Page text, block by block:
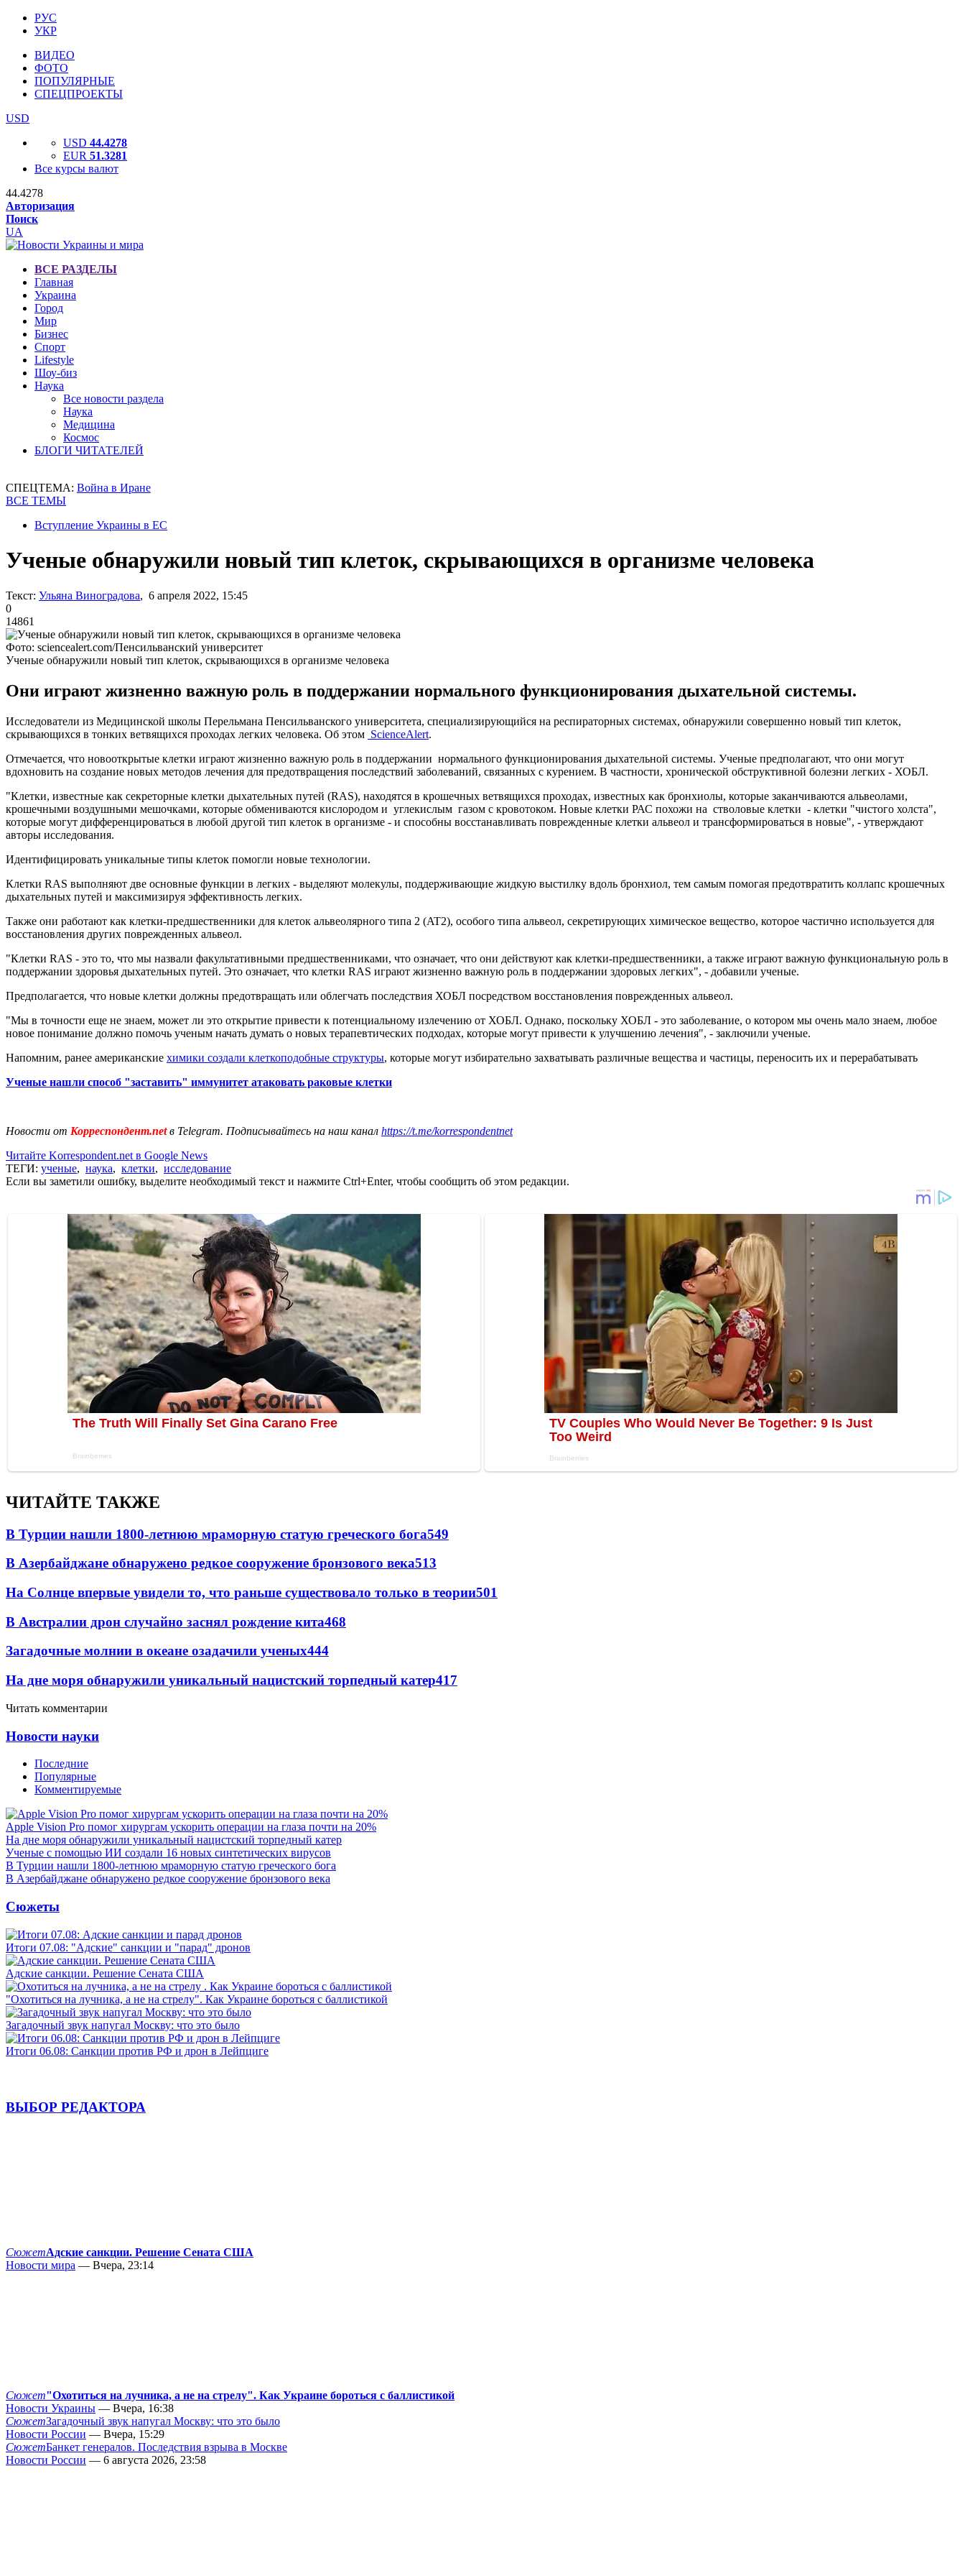
РУС
УКР
ВИДЕО
ФОТО
ПОПУЛЯРНЫЕ
СПЕЦПРОЕКТЫ
USD
USD 44.4278
EUR 51.3281
Все курсы валют
44.4278
Авторизация
Поиск
UA
ВСЕ РАЗДЕЛЫ
Главная
Украина
Город
Мир
Бизнес
Спорт
Lifestyle
Шоу-биз
Наука
Все новости раздела
Наука
Медицина
Космос
БЛОГИ ЧИТАТЕЛЕЙ
СПЕЦТЕМА: Война в Иране
ВСЕ ТЕМЫ
Вступление Украины в ЕС
Ученые обнаружили новый тип клеток, скрывающихся в организме человека
Текст: Ульяна Виноградова, 6 апреля 2022, 15:45
0
14861
Фото: sciencealert.com/Пенсильванский университет
Ученые обнаружили новый тип клеток, скрывающихся в организме человека
Они играют жизненно важную роль в поддержании нормального функционирования дыхательной системы.
Исследователи из Медицинской школы Перельмана Пенсильванского университета, специализирующийся на респираторных системах, обнаружили совершенно новый тип клеток,
скрывающихся в тонких ветвящихся проходах легких человека. Об этом ScienceAlert.
Отмечается, что новооткрытые клетки играют жизненно важную роль в поддержании нормального функционирования дыхательной системы. Ученые предполагают, что они могут
вдохновить на создание новых методов лечения для предотвращения последствий заболеваний, связанных с курением. В частности, хронической обструктивной болезни легких - ХОБЛ.
"Клетки, известные как секреторные клетки дыхательных путей (RAS), находятся в крошечных ветвящихся проходах, известных как бронхиолы, которые заканчиваются альвеолами,
крошечными воздушными мешочками, которые обмениваются кислородом и углекислым газом с кровотоком. Новые клетки РАС похожи на стволовые клетки - клетки "чистого холста",
которые могут дифференцироваться в любой другой тип клеток в организме - и способны восстанавливать поврежденные клетки альвеол и трансформироваться в новые", - утверждают
авторы исследования.
Идентифицировать уникальные типы клеток помогли новые технологии.
Клетки RAS выполняют две основные функции в легких - выделяют молекулы, поддерживающие жидкую выстилку вдоль бронхиол, тем самым помогая предотвратить коллапс крошечных
дыхательных путей и максимизируя эффективность легких.
Также они работают как клетки-предшественники для клеток альвеолярного типа 2 (AT2), особого типа альвеол, секретирующих химическое вещество, которое частично используется для
восстановления других поврежденных альвеол.
"Клетки RAS - это то, что мы назвали факультативными предшественниками, что означает, что они действуют как клетки-предшественники, а также играют важную функциональную роль в
поддержании здоровья дыхательных путей. Это означает, что клетки RAS играют жизненно важную роль в поддержании здоровых легких", - добавили ученые.
Предполагается, что новые клетки должны предотвращать или облегчать последствия ХОБЛ посредством восстановления поврежденных альвеол.
"Мы в точности еще не знаем, может ли это открытие привести к потенциальному излечению от ХОБЛ. Однако, поскольку ХОБЛ - это заболевание, о котором мы очень мало знаем, любое
новое понимание должно помочь ученым начать думать о новых терапевтических подходах, которые могут привести к улучшению лечения", - заключили ученые.
Напомним, ранее американские химики создали клеткоподобные структуры, которые могут избирательно захватывать различные вещества и частицы, переносить их и перерабатывать
Ученые нашли способ "заставить" иммунитет атаковать раковые клетки
Новости от Корреспондент.netв Telegram. Подписывайтесь на наш канал https://t.me/korrespondentnet
Читайте Korrespondent.net в Google News
ТЕГИ: ученые, наука, клетки, исследование
Если вы заметили ошибку, выделите необходимый текст и нажмите Ctrl+Enter, чтобы сообщить об этом редакции.
ЧИТАЙТЕ ТАКЖЕ
В Турции нашли 1800-летнюю мраморную статую греческого бога549
В Азербайджане обнаружено редкое сооружение бронзового века513
На Солнце впервые увидели то, что раньше существовало только в теории501
В Австралии дрон случайно заснял рождение кита468
Загадочные молнии в океане озадачили ученых444
На дне моря обнаружили уникальный нацистский торпедный катер417
Читать комментарии
Новости науки
Последние
Популярные
Комментируемые
Apple Vision Pro помог хирургам ускорить операции на глаза почти на 20%
На дне моря обнаружили уникальный нацистский торпедный катер
Ученые с помощью ИИ создали 16 новых синтетических вирусов
В Турции нашли 1800-летнюю мраморную статую греческого бога
В Азербайджане обнаружено редкое сооружение бронзового века
Сюжеты
Итоги 07.08: "Адские" санкции и "парад" дронов
Адские санкции. Решение Сената США
"Охотиться на лучника, а не на стрелу". Как Украине бороться с баллистикой
Загадочный звук напугал Москву: что это было
Итоги 06.08: Санкции против РФ и дрон в Лейпциге
ВЫБОР РЕДАКТОРА
СюжетАдские санкции. Решение Сената США
Новости мира — Вчера, 23:14
Сюжет"Охотиться на лучника, а не на стрелу". Как Украине бороться с баллистикой
Новости Украины — Вчера, 16:38
СюжетЗагадочный звук напугал Москву: что это было
Новости России — Вчера, 15:29
СюжетБанкет генералов. Последствия взрыва в Москве
Новости России — 6 августа 2026, 23:58